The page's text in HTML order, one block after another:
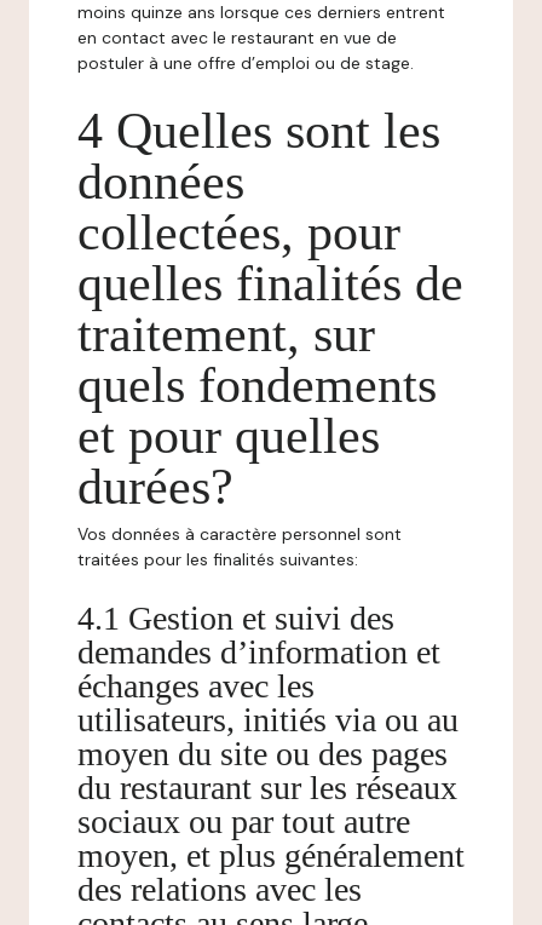
moins quinze ans lorsque ces derniers entrent
en contact avec le restaurant en vue de
postuler à une offre d’emploi ou de stage.
4 Quelles sont les
données
collectées, pour
quelles finalités de
traitement, sur
quels fondements
et pour quelles
durées?
Vos données à caractère personnel sont
traitées pour les finalités suivantes:
4.1 Gestion et suivi des
demandes d’information et
échanges avec les
utilisateurs, initiés via ou au
moyen du site ou des pages
du restaurant sur les réseaux
sociaux ou par tout autre
moyen, et plus généralement
des relations avec les